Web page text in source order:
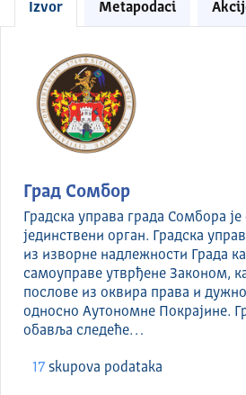
Izvor Metapodaci
Град Сомбор
Градска управа града Сомбора
јединствени орган. Градска
из изворне надлежности Града
самоуправе утврђене Законом,
послове из оквира права и
односно Аутономне Покрајине.
обавља следеће…
17 skupova podataka